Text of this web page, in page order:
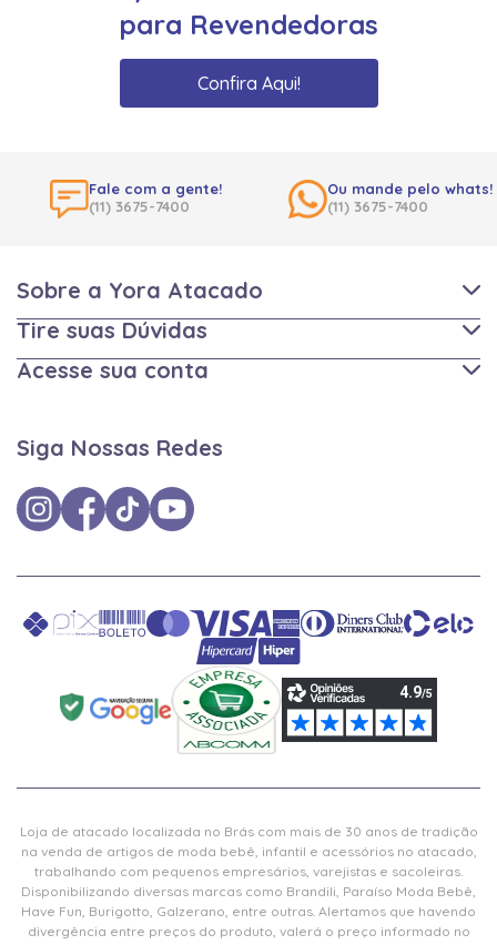
para Revendedoras
Confira Aqui!
Fale com a gente!
(11) 3675-7400
Ou mande pelo whats!
(11) 3675-7400
Sobre a Yora Atacado
Tire suas Dúvidas
Acesse sua conta
Siga Nossas Redes
Loja de atacado localizada no Brás com mais de 30 anos de tradição
na venda de artigos de moda bebê, infantil e acessórios no atacado,
trabalhando com pequenos empresários, varejistas e sacoleiras.
Disponibilizando diversas marcas como Brandili, Paraíso Moda Bebê,
Have Fun, Burigotto, Galzerano, entre outras. Alertamos que havendo
divergência entre preços do produto, valerá o preço informado no